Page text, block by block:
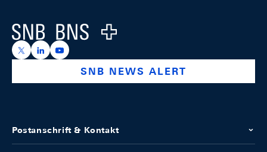
Logo
https://x.com/snb_bns
https://ch.linkedin.com/company/swiss-national-
https://www.youtube.com/@swissnationalbank
SNB NEWS ALERT
Postanschrift & Kontakt